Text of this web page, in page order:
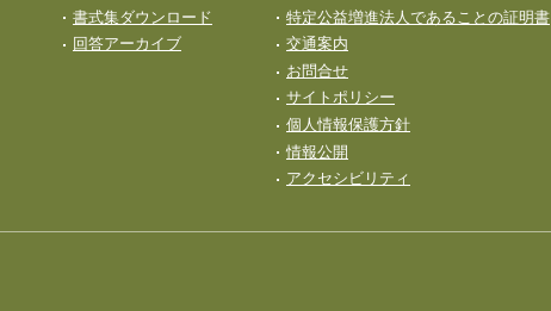
書式集ダウンロード
回答アーカイブ
特定公益増進法人であることの証明書
交通案内
お問合せ
サイトポリシー
個人情報保護方針
情報公開
アクセシビリティ